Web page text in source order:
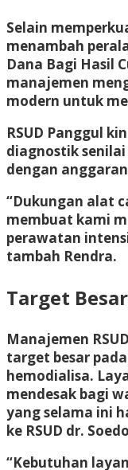
Selain
menambah
Dana Bagi Hasil
manajemen
modern untuk
RSUD Panggul
diagnostik
dengan
“Dukungan alat
membuat kami
perawatan
tambah Rendra.
Target
Manajemen
target besar
hemodialisa.
mendesak bagi
yang selama ini
ke RSUD dr.
“Kebutuhan